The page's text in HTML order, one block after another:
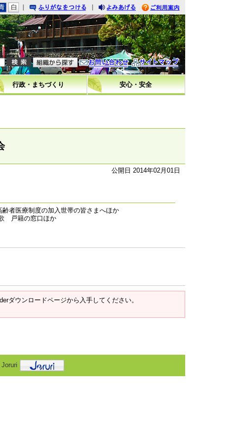
｜
りがなをつける
｜
みあげる
利用案内
問い合わせ イトマップ
行政・まちづくり 安心・安全
公開日 2014年02月01日
医療制度の加入世帯の皆さまへほか
戸籍の窓口ほか
ダウンロードページから入手してください。
Joruri